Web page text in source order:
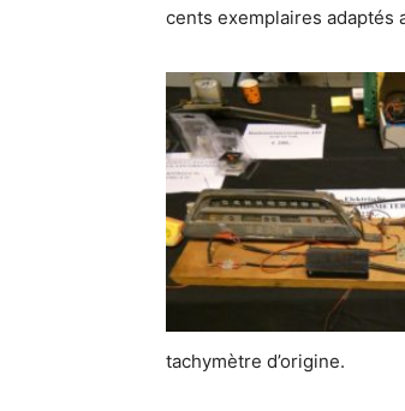
cents exemplaires adaptés
tachymètre d’origine.